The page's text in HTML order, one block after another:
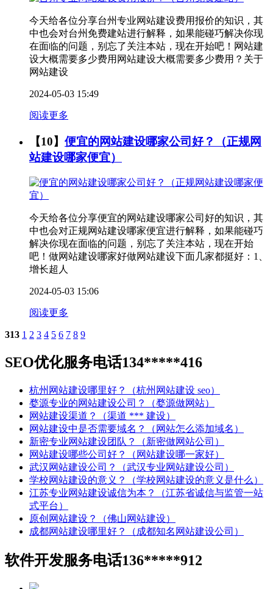
今天给各位分享台州专业网站建设费用报价的知识，其
中也会对台州免费建站进行解释，如果能碰巧解决你现
在面临的问题，别忘了关注本站，现在开始吧！网站建
设大概需要多少费用网站建设大概需要多少费用？关于
网站建设
2024-05-03 15:49
阅读更多
【10】 便宜的网站建设哪家公司好？（正规网
站建设哪家便宜）
今天给各位分享便宜的网站建设哪家公司好的知识，其
中也会对正规网站建设哪家便宜进行解释，如果能碰巧
解决你现在面临的问题，别忘了关注本站，现在开始
吧！做网站建设哪家好做网站建设下面几家都挺好：1、
增长超人
2024-05-03 15:06
阅读更多
313 1 2 3 4 5 6 7 8 9
SEO优化服务电话134*****416
杭州网站建设哪里好？（杭州网站建设 seo）
婺源专业的网站建设公司？（婺源做网站）
网站建设渠道？（渠道 *** 建设）
网站建设中是否需要域名？（网站怎么添加域名）
新密专业网站建设团队？（新密做网站公司）
网站建设哪些公司好？（网站建设哪一家好）
武汉网站建设公司？（武汉专业网站建设公司）
学校网站建设的意义？（学校网站建设的意义是什么）
江苏专业网站建设诚信为本？（江苏省诚信与监管一站
式平台）
原创网站建设？（佛山网站建设）
成都网站建设哪里好？（成都知名网站建设公司）
软件开发服务电话136*****912